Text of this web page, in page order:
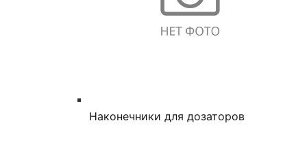
Наконечники для дозаторов